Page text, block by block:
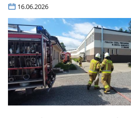
16.06.2026